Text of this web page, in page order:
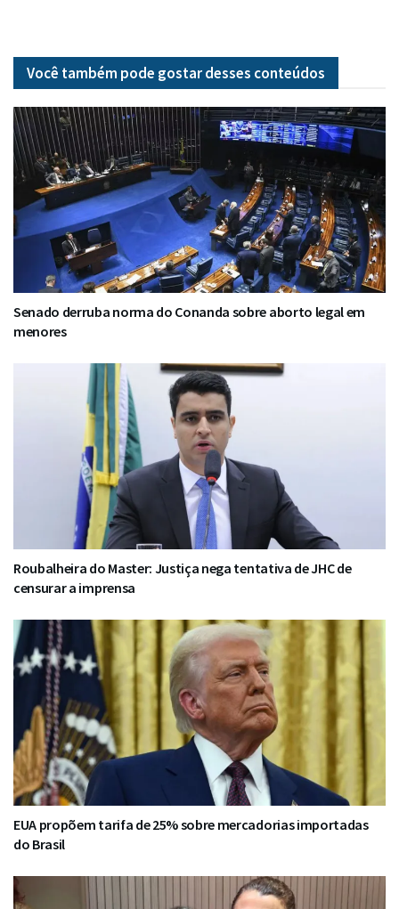
Você também pode gostar desses conteúdos
Senado derruba norma do Conanda sobre aborto legal em
menores
Roubalheira do Master: Justiça nega tentativa de JHC de
censurar a imprensa
EUA propõem tarifa de 25% sobre mercadorias importadas
do Brasil